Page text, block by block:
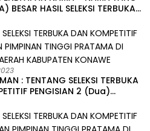
BESAR HASIL SELEKSI TERBUKA
KABUPATEN KONAWE
: TENTANG SELEKSI TERBUKA
PENGISIAN 2 (Dua)
PEMERINTAH DAERAH
KONAWE